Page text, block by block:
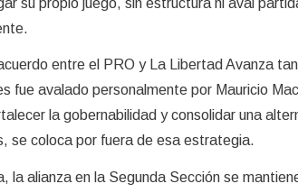
su propio juego, sin estructura ni aval
entre el PRO y La Libertad Avanza
fue avalado personalmente por Mauricio
la gobernabilidad y consolidar una
se coloca por fuera de esa estrategia.
la alianza en la Segunda Sección se